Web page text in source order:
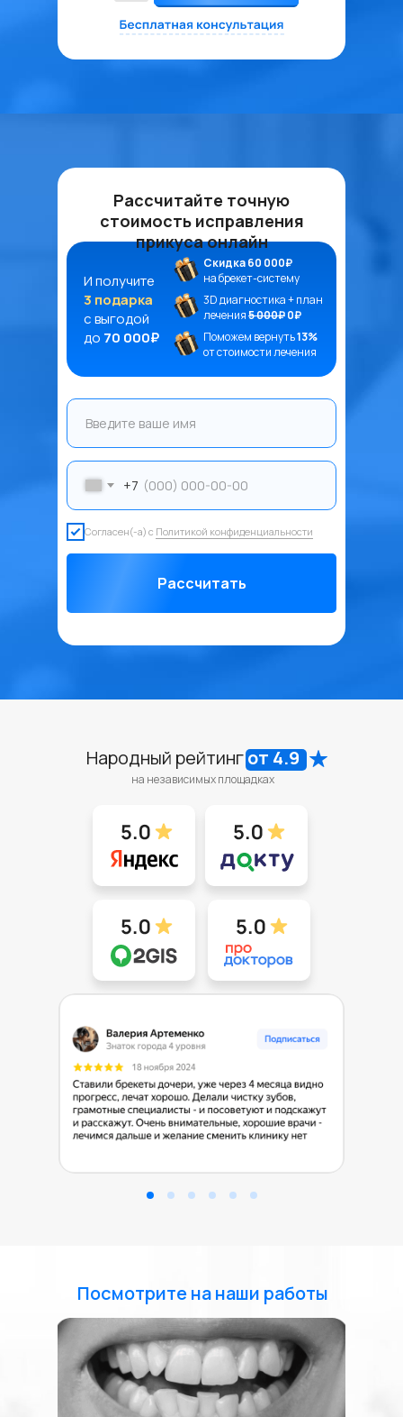
Поможем вернуть13%
от стоимости лечения
3D диагностика + план
лечения5 000₽0₽
Скидка 60 000₽
на брекет-систему
И получите
3 подарка
с выгодой
до 70 000₽
Рассчитайте точную
стоимость исправления
прикуса онлайн
+7
Согласен(-а) с Политикой конфиденциальности
Рассчитать
Народный рейтингот 4.9
на независимых площадках
Посмотрите на наши работы